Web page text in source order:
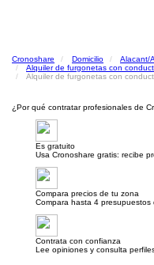
Cronoshare Domicilio Alacant/
Alquiler de furgonetas con
Alquiler de furgonetas con
¿Por qué contratar profesionales de
Es gratuito
Usa Cronoshare gratis: recibe
Compara precios de tu zona
Compara hasta 4 presupuestos
Contrata con confianza
Lee opiniones y consulta